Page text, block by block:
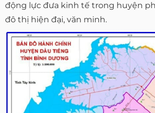
động lực đưa kinh tế trong huyện
đô thị hiện đại, văn minh.